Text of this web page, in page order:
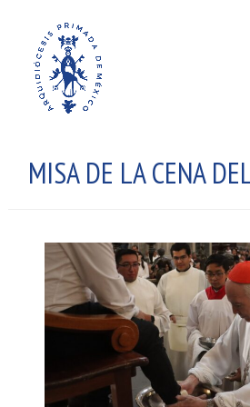
MISA DE LA CENA